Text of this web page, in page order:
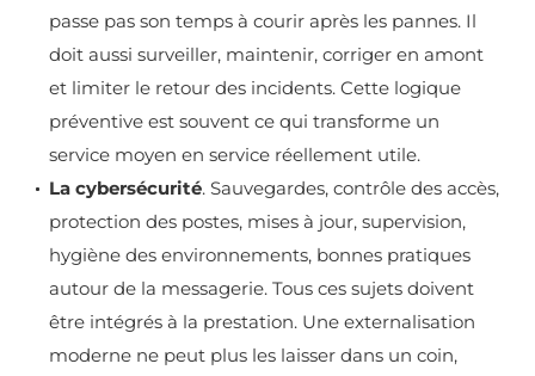
passe pas son temps à courir après les pannes. Il
doit aussi surveiller, maintenir, corriger en amont
et limiter le retour des incidents. Cette logique
préventive est souvent ce qui transforme un
service moyen en service réellement utile.
La cybersécurité. Sauvegardes, contrôle des accès,
protection des postes, mises à jour, supervision,
hygiène des environnements, bonnes pratiques
autour de la messagerie. Tous ces sujets doivent
être intégrés à la prestation. Une externalisation
moderne ne peut plus les laisser dans un coin,